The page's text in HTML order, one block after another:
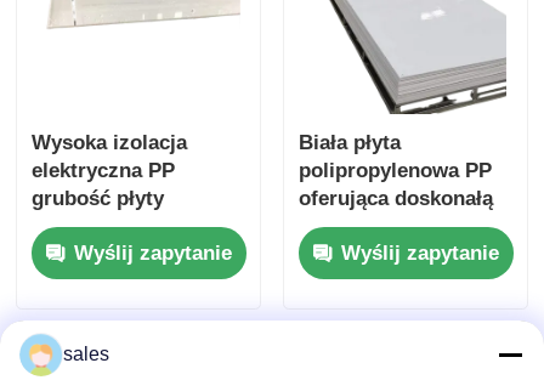
Wysoka izolacja
elektryczna PP
grubość płyty
plastikowej
zazwyczaj wynosi od
1 mm do 20 mm
zastosowań
elektrycznych i
Wyślij zapytanie
Biała płyta
polipropylenowa PP
oferująca doskonałą
odporność
chemiczną, odporny
na uderzenia i lekki
Wyślij zapytanie
sales